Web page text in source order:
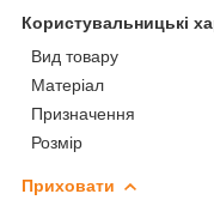
Користувальницькі
Вид товару
Матеріал
Призначення
Розмір
Приховати